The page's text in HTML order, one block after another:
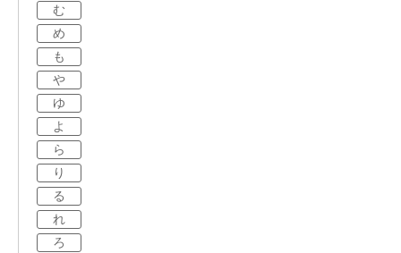
む
め
も
や
ゆ
よ
ら
り
る
れ
ろ